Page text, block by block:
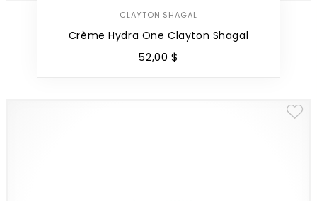
CLAYTON SHAGAL
Crème Hydra One Clayton Shagal
52,00 $